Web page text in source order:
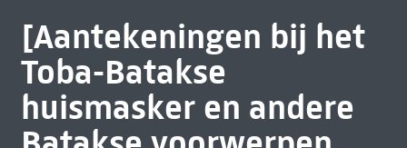
[Aantekeningen bij het
Toba-Batakse
huismasker en andere